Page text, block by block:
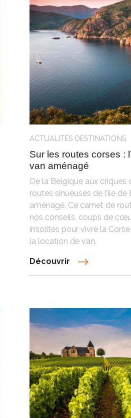
ACTUALITÉS DESTINATIONS
Sur les routes corses :
van aménagé
De la Belgique aux criques
routes sinueuses de l’île de
aménagé. Ce carnet de
nos conseils, coups de
insolites pour vivre la
la location de van.
Découvrir